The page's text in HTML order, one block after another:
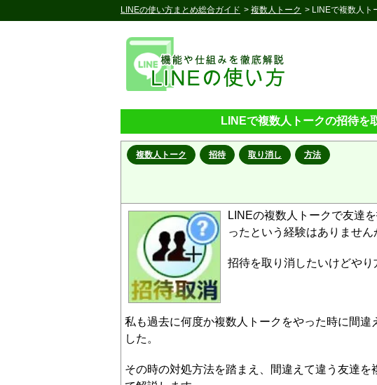
LINEの使い方まとめ総合ガイド > 複数人トーク > LINEで複数人ト
LINEで複数人トークの招待を
複数人トーク 招待 取り消し 方法
LINEの複数人トークで友達
ったという経験はありません
招待を取り消したいけどやり
私も過去に何度か複数人トークをやった時に間
した。
その時の対処方法を踏まえ、間違えて違う友達